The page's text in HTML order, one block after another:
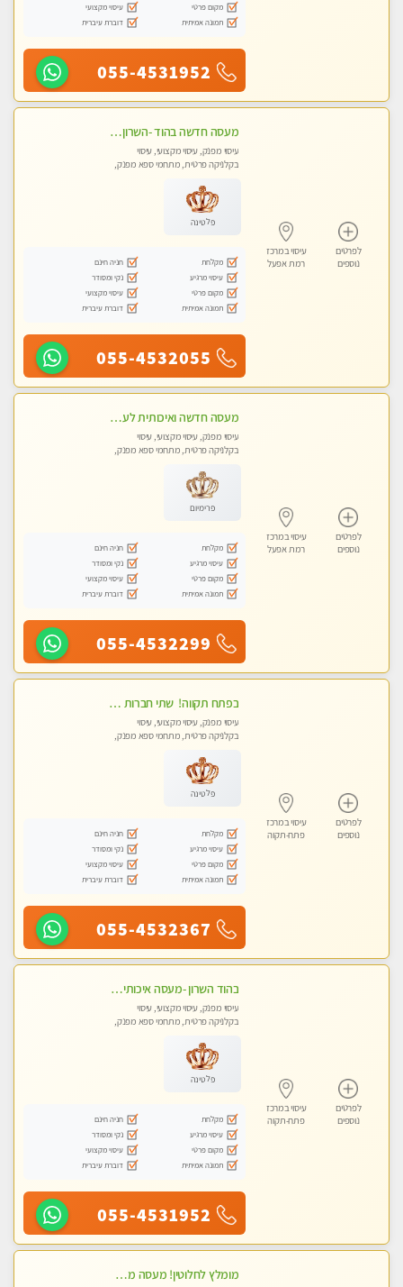
מקום פרטי
עיסוי מקצועי
תמונה אמיתית
דוברת עיברית
055-4531952
לפרטים
נוספים
עיסוי במרכז
רמת אפעל
מעסה חדשה בהוד -השרון -כל סוגי העיסויים מעסה מקצועית ואיכותית פרטי!!!מומלץ לחלוטין!!
עיסוי מפנק, עיסוי מקצועי, עיסוי
בקלניקה פרטית, מתחמי ספא מפנק,
פלטינה
מקלחת
חניה חינם
עיסוי מרגיע
נקי ומסודר
מקום פרטי
עיסוי מקצועי
תמונה אמיתית
דוברת עיברית
055-4532055
לפרטים
נוספים
עיסוי במרכז
רמת אפעל
מעסה חדשה ואיכותית לעיסוי מרגיע ומפנק VIP-מומלץ לחלוטין! פרטי! ​​​​​​ Highly recommended
עיסוי מפנק, עיסוי מקצועי, עיסוי
בקלניקה פרטית, מתחמי ספא מפנק,
פרימיום
מקלחת
חניה חינם
עיסוי מרגיע
נקי ומסודר
מקום פרטי
עיסוי מקצועי
תמונה אמיתית
דוברת עיברית
055-4532299
לפרטים
נוספים
עיסוי במרכז
פתח-תקוה
‏בפתח תקווה! ‏ שתי חברות יפיפיות ‏לעיסוי מקצועי י ודיסקרטי מכבדים כרטיסי אשראי !! ללא מין 03-728-36-36
עיסוי מפנק, עיסוי מקצועי, עיסוי
בקלניקה פרטית, מתחמי ספא מפנק,
פלטינה
מקלחת
חניה חינם
עיסוי מרגיע
נקי ומסודר
מקום פרטי
עיסוי מקצועי
תמונה אמיתית
דוברת עיברית
055-4532367
לפרטים
נוספים
עיסוי במרכז
פתח-תקוה
בהוד השרון -מעסה איכותית למאסז מקצועי ומפנק לכל שרירי הגוף
עיסוי מפנק, עיסוי מקצועי, עיסוי
בקלניקה פרטית, מתחמי ספא מפנק,
פלטינה
מקלחת
חניה חינם
עיסוי מרגיע
נקי ומסודר
מקום פרטי
עיסוי מקצועי
תמונה אמיתית
דוברת עיברית
055-4531952
מומלץ לחלוטין! מעסה מקצועית ואיכותית פרטי!!!